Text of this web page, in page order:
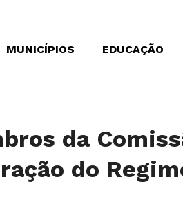
MUNICÍPIOS EDUCAÇÃO
da
do